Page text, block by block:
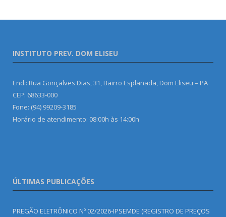
INSTITUTO PREV. DOM ELISEU
End.: Rua Gonçalves Dias, 31, Bairro Esplanada, Dom Eliseu – PA
CEP: 68633-000
Fone: (94) 99209-3185
Horário de atendimento: 08:00h às 14:00h
ÚLTIMAS PUBLICAÇÕES
PREGÃO ELETRÔNICO Nº 02/2026-IPSEMDE (REGISTRO DE PREÇOS